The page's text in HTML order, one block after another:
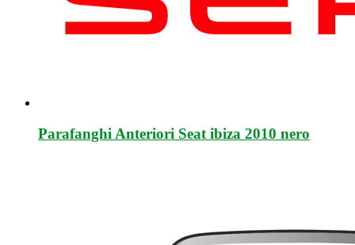
Parafanghi Anteriori Seat ibiza 2010 nero